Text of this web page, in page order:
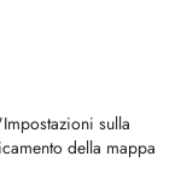
sulla
della mappa